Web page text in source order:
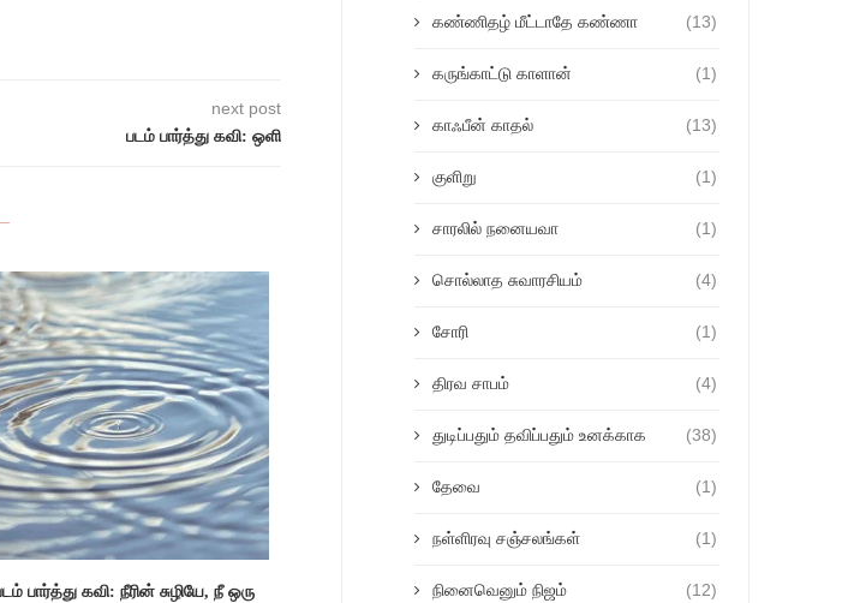
next post
படம் பார்த்து கவி: ஒளி
பார்த்து கவி: நீரின் சுழியே, நீ ஒரு
கண்ணிதழ் மீட்டாதே கண்ணா (13)
கருங்காட்டு காளான் (1)
காஃபீன் காதல் (13)
குளிறு (1)
சாரலில் நனையவா (1)
சொல்லாத சுவாரசியம் (4)
சோரி (1)
திரவ சாபம் (4)
துடிப்பதும் தவிப்பதும் உனக்காக (38)
தேவை (1)
நள்ளிரவு சஞ்சலங்கள் (1)
நினைவெனும் நிஜம் (12)